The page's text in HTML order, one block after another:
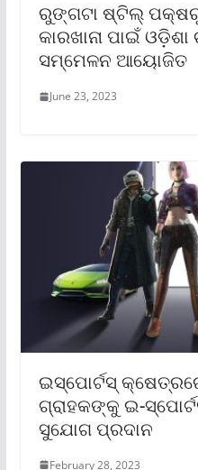
ରୁଙ୍ଗଟା ଷ୍ଟିଲ୍ ପକ୍ଷରୁ
କାରଖାନା ପାଇଁ
ସମ୍ମେଳନ ଆୟୋଜିତ
June 23, 2023
ଇସ୍ପୋର୍ଟସ୍
ଗ୍ରାହକଙ୍କୁ ଇ-
ସୁଯୋଗ ପ୍ରଦାନ
February 28, 2023